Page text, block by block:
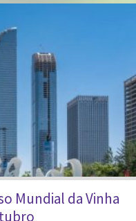
Mundial da Vinha